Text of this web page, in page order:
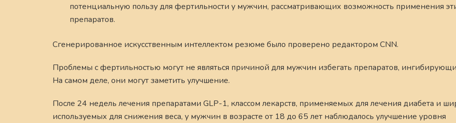
потенциальную пользу для фертильности у мужчин, рассматривающих возможность применения
препаратов.
Сгенерированное искусственным интеллектом резюме было проверено редактором CNN.
Проблемы с фертильностью могут не являться причиной для мужчин избегать препаратов,
На самом деле, они могут заметить улучшение.
После 24 недель лечения препаратами GLP-1, классом лекарств, применяемых для лечения диабета и
используемых для снижения веса, у мужчин в возрасте от 18 до 65 лет наблюдалось улучшение уровня